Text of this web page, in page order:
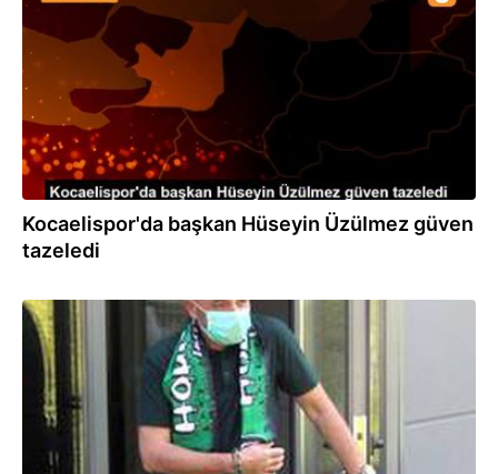
Kocaelispor'da başkan Hüseyin Üzülmez güven
tazeledi
13.08.2020